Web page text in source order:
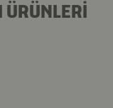
ÜRÜNLERI